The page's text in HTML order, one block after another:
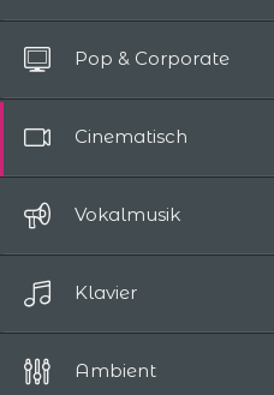
Bis zu 10 Sekunden
Pop & Corporate
Cinematisch
Episch / Abenteuer
Komödie
Vokalmusik
Klavier
Ambient